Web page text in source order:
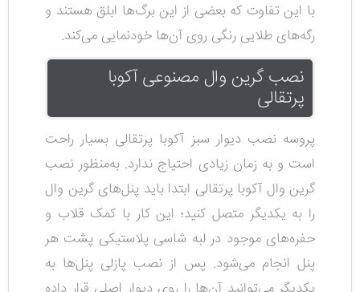
با این تفاوت که بعضی از این برگ‌ها ابلق هستند و
رگه‌های طلایی رنگی روی آن‌ها خودنمایی می‌کند.
نصب گرین وال مصنوعی آکوبا
پرتقالی
پروسه نصب دیوار سبز آکوبا پرتقالی بسیار راحت
است و به زمان زیادی احتیاج ندارد. به‌منظور نصب
گرین وال آکوبا پرتقالی ابتدا باید پنل‌های گرین وال
را به یکدیگر متصل کنید؛ این کار با کمک قلاب و
حفره‌های موجود در لبه شاسی پلاستیکی پشت هر
پنل انجام می‌شود. پس از نصب پازلی پنل‌ها به